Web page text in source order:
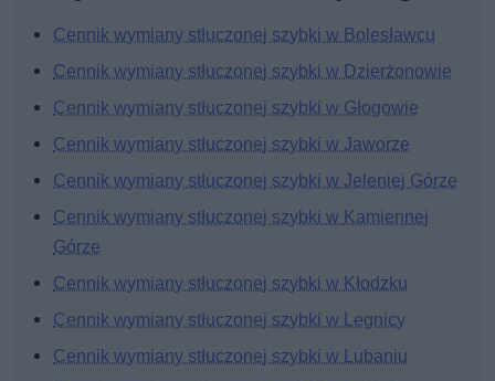
Cennik wymiany stłuczonej szybki w Bolesławcu
Cennik wymiany stłuczonej szybki w Dzierżonowie
Cennik wymiany stłuczonej szybki w Głogowie
Cennik wymiany stłuczonej szybki w Jaworze
Cennik wymiany stłuczonej szybki w Jeleniej Górze
Cennik wymiany stłuczonej szybki w Kamiennej
Górze
Cennik wymiany stłuczonej szybki w Kłodzku
Cennik wymiany stłuczonej szybki w Legnicy
Cennik wymiany stłuczonej szybki w Lubaniu